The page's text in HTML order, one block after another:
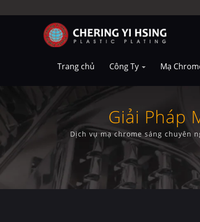
Trang chủ Công Ty Mạ
Giải Pháp
Dịch vụ mạ chrome sáng chuyên